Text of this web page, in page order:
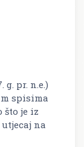
g. pr. n.e.)
spisima
što je iz
na